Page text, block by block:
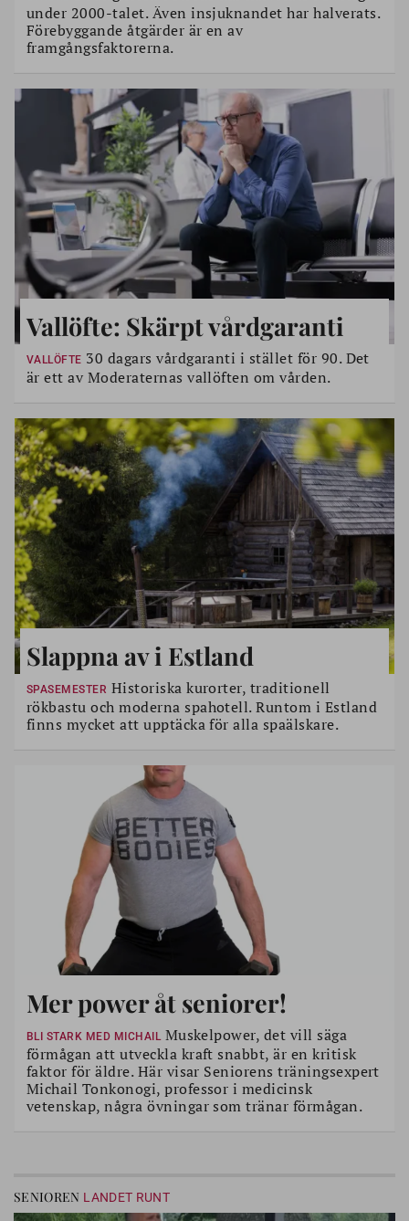
under 2000-talet. Även insjuknandet har halverats.
Förebyggande åtgärder är en av
framgångsfaktorerna.
Vallöfte: Skärpt vårdgaranti
VALLÖFTE 30 dagars vårdgaranti i stället för 90. Det
är ett av Moderaternas vallöften om vården.
Slappna av i Estland
SPASEMESTER Historiska kurorter, traditionell
rökbastu och moderna spahotell. Runtom i Estland
finns mycket att upptäcka för alla spaälskare.
Mer power åt seniorer!
BLI STARK MED MICHAILMuskelpower, det vill säga
förmågan att utveckla kraft snabbt, är en kritisk
faktor för äldre. Här visar Seniorens träningsexpert
Michail Tonkonogi, professor i medicinsk
vetenskap, några övningar som tränar förmågan.
SENIOREN LANDET RUNT